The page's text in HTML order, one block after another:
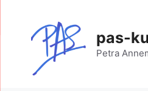
springen
pas-
Petra